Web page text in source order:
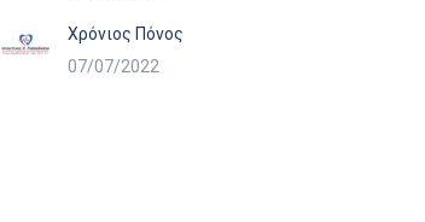
Χρόνιος Πόνος
07/07/2022